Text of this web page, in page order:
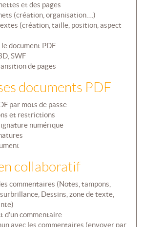
et des pages
(création, organisation….)
(création, taille, position, aspect
document PDF
SWF
de pages
documents PDF
par mots de passe
et restrictions
numérique
collaboratif
commentaires (Notes, tampons,
Dessins, zone de texte,
d'un commentaire
avec les commentaires (envoyer par